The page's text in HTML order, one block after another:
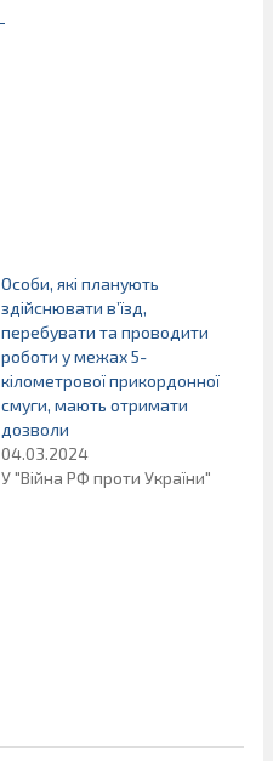
Особи, які планують
здійснювати в’їзд,
перебувати та проводити
роботи у межах 5-
кілометрової прикордонної
смуги, мають отримати
дозволи
04.03.2024
У "Війна РФ проти України"